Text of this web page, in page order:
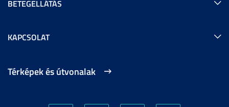
BETEGELLÁTÁS
KAPCSOLAT
Térképek és útvonalak